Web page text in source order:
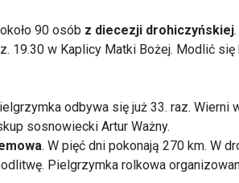
90 osób z diecezji drohiczyńskiej
19.30 w Kaplicy Matki Bożej. Modlić
odbywa się już 33. raz. Wierni
sosnowiecki Artur Ważny.
. W pięć dni pokonają 270 km. W
Pielgrzymka rolkowa